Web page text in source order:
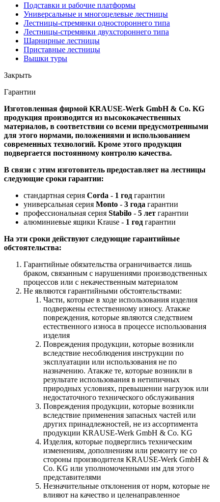
Подставки и рабочие платформы
Универсальные и многоцелевые лестницы
Лестницы-стремянки одностороннего типа
Лестницы-стремянки двухстороннего типа
Шарнирные лестницы
Приставные лестницы
Вышки туры
Закрыть
Гарантии
Изготовленная фирмой KRAUSE-Werk GmbH & Со. KG
продукция производится из высококачественных
материалов, в соответствии со всеми предусмотренными
для этого нормами, положениями и использованием
современных технологий. Кроме этого продукция
подвергается постоянному контролю качества.
В связи с этим изготовитель предоставляет на лестницы
следующие сроки гарантии:
стандартная серия Corda - 1 год гарантии
универсальная серия Monto - 3 года гарантии
профессиональная серия Stabilo - 5 лет гарантии
алюминиевые ящики Krause - 1 год гарантии
На эти сроки действуют следующие гарантийные
обстоятельства:
Гарантийные обязательства ограничивается лишь
браком, связанным с нарушениями производственных
процессов или с некачественным материалом
Не являются гарантийными обстоятельствами:
Части, которые в ходе использования изделия
подвержены естественному износу. Атакже
повреждения, которые являются следствием
естественного износа в процессе использования
изделия
Повреждения продукции, которые возникли
вследствие несоблюдения инструкции по
эксплуатации или использования не по
назначению. Атакже те, которые возникли в
результате использования в нетипичных
природных условиях, превышении нагрузок или
недостаточного технического обслуживания
Повреждения продукции, которые возникли
вследствие применения запасных частей или
других принадлежностей, не из ассортимента
продукции KRAUSE-Werk GmbH & Со. KG
Изделия, которые подверглись техническим
изменениям, дополнениям или ремонту не со
стороны производителя KRAUSE-Werk GmbH &
Со. KG или уполномоченными им для этого
представителями
Незначительные отклонения от норм, которые не
влияют на качество и целенаправленное